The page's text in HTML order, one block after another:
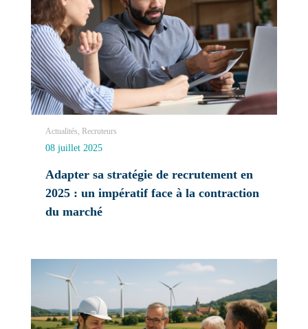
Actualités, Recruteurs
08 juillet 2025
Adapter sa stratégie de recrutement en
2025 : un impératif face à la contraction
du marché